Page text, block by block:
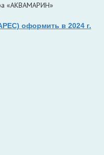
оформить в 2024 г.